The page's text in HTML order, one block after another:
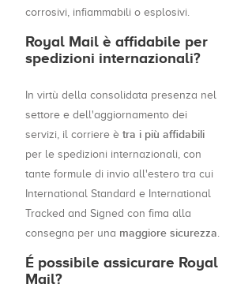
corrosivi, infiammabili o esplosivi.
Royal Mail è affidabile per
spedizioni internazionali?
In virtù della consolidata presenza nel
settore e dell'aggiornamento dei
servizi, il corriere è tra i più affidabili
per le spedizioni internazionali, con
tante formule di invio all'estero tra cui
International Standard e International
Tracked and Signed con fima alla
consegna per una maggiore sicurezza.
É possibile assicurare Royal
Mail?